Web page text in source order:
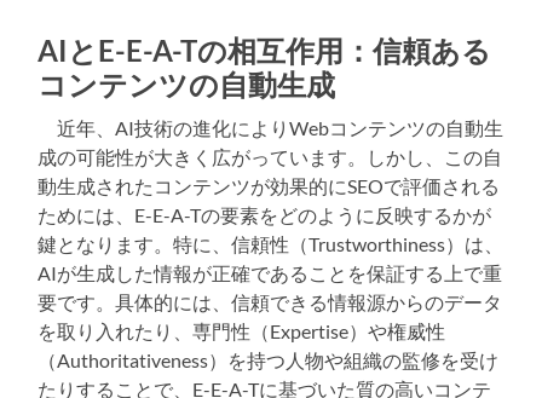
AIとE-E-A-Tの相互作用：信頼ある
コンテンツの自動生成
近年、AI技術の進化によりWebコンテンツの自動生
成の可能性が大きく広がっています。しかし、この自
動生成されたコンテンツが効果的にSEOで評価される
ためには、E-E-A-Tの要素をどのように反映するかが
鍵となります。特に、信頼性（Trustworthiness）は、
AIが生成した情報が正確であることを保証する上で重
要です。具体的には、信頼できる情報源からのデータ
を取り入れたり、専門性（Expertise）や権威性
（Authoritativeness）を持つ人物や組織の監修を受け
たりすることで、E-E-A-Tに基づいた質の高いコンテ